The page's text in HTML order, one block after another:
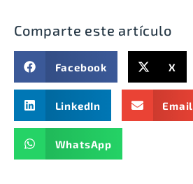
Comparte este artículo
Facebook X
LinkedIn Email
WhatsApp